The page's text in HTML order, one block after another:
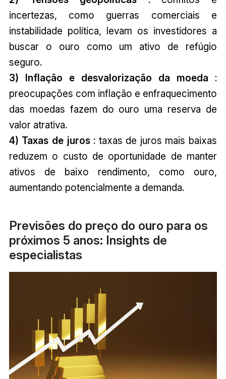
incertezas, como guerras comerciais e
instabilidade política, levam os investidores a
buscar o ouro como um ativo de refúgio
seguro.
3) Inflação e desvalorização da moeda :
preocupações com inflação e enfraquecimento
das moedas fazem do ouro uma reserva de
valor atrativa.
4) Taxas de juros: taxas de juros mais baixas
reduzem o custo de oportunidade de manter
ativos de baixo rendimento, como ouro,
aumentando potencialmente a demanda.
Previsões do preço do ouro para os
próximos 5 anos: Insights de
especialistas